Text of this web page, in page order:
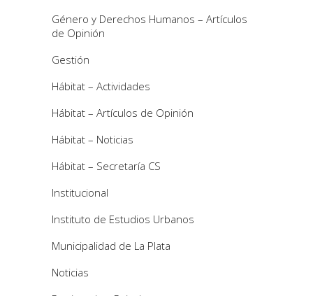
Género y Derechos Humanos – Artículos
de Opinión
Gestión
Hábitat – Actividades
Hábitat – Artículos de Opinión
Hábitat – Noticias
Hábitat – Secretaría CS
Institucional
Instituto de Estudios Urbanos
Municipalidad de La Plata
Noticias